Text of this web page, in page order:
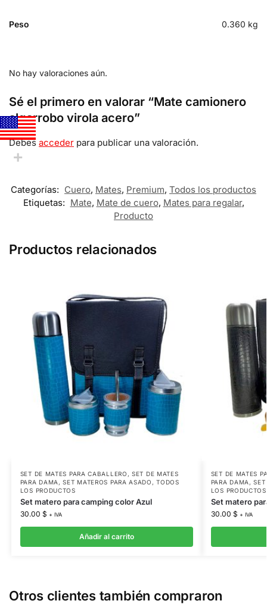
Peso 0.360 kg
No hay valoraciones aún.
Sé el primero en valorar “Mate camionero
algarrobo virola acero”
Debes acceder para publicar una valoración.
Categorías: Cuero, Mates, Premium, Todos los productos
Etiquetas: Mate, Mate de cuero, Mates para regalar,
Producto
Productos relacionados
SET DE MATES PARA CABALLERO ,SET DE MATES
PARA DAMA ,SET MATEROS PARA ASADO ,TODOS
LOS PRODUCTOS
Set matero para camping color Azul
30.00 $ + IVA
Añadir al carrito
SET DE MATES
PARA DAMA ,
LOS PRODUCTOS
Set matero
30.00 $ + IVA
Otros clientes también compraron